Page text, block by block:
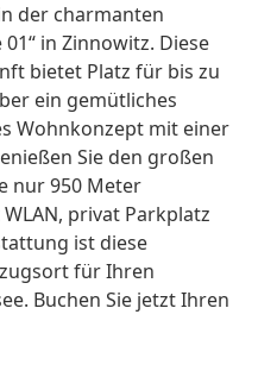
der charmanten
in Zinnowitz. Diese
bietet Platz für bis zu
ein gemütliches
Wohnkonzept mit einer
Sie den großen
nur 950 Meter
privat Parkplatz
ist diese
für Ihren
Buchen Sie jetzt Ihren